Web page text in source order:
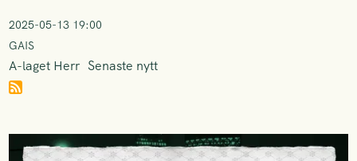
2025-05-13 19:00
GAIS
A-laget Herr Senaste nytt